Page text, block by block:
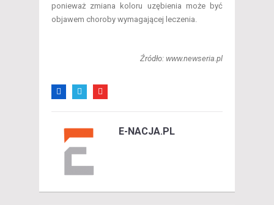
ponieważ zmiana koloru uzębienia może być
objawem choroby wymagającej leczenia.
Źródło: www.newseria.pl
E-NACJA.PL